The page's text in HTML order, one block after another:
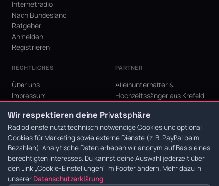
Internetradio
Nach Bundesland
Ratgeber
Anmelden
Registrieren
RECHTLICHES
Über uns
Impressum
AGB
Cookie-Einstellungen
PARTNER
Alleinunterhalter &
Hochzeitssänger aus Krefeld
Krefeld für den Niederrhein
© 2026 Radiodienste. Alle Rechte vorbehalten.·Datenschutz·AGB·
Impressum
Wir respektieren deine Privatsphäre
Radiodienste nutzt technisch notwendige Cookies und optional
Cookies für Marketing sowie externe Dienste (z. B. PayPal beim
Bezahlen). Analytische Daten erheben wir anonym auf Basis eines
berechtigten Interesses. Du kannst deine Auswahl jederzeit über
den Link „Cookie-Einstellungen" im Footer ändern. Mehr dazu in
unserer Datenschutzerklärung.